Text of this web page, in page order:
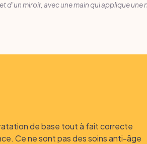
miroir, avec une main qui applique une
de base tout à fait correcte
Ce ne sont pas des soins anti-âge